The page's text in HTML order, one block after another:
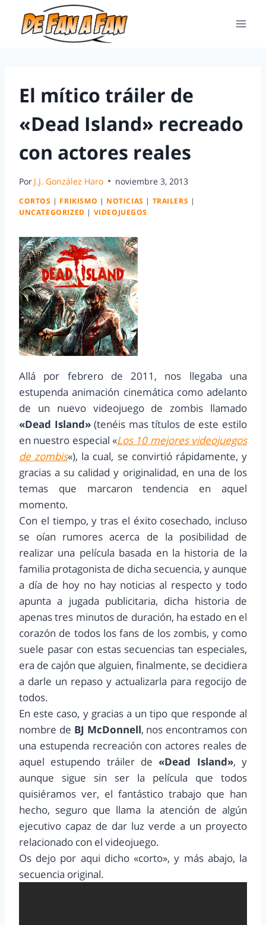
El mítico tráiler de
«Dead Island» recreado
con actores reales
Por J.J. González Haro noviembre 3, 2013
CORTOS | FRIKISMO | NOTICIAS | TRAILERS |
UNCATEGORIZED | VIDEOJUEGOS
Allá por febrero de 2011, nos llegaba una
estupenda animación cinemática como adelanto
de un nuevo videojuego de zombis llamado
«Dead Island»(tenéis mas títulos de este estilo
en nuestro especial «Los 10 mejores videojuegos
de zombis«), la cual, se convirtió rápidamente, y
gracias a su calidad y originalidad, en una de los
temas que marcaron tendencia en aquel
momento.
Con el tiempo, y tras el éxito cosechado, incluso
se oían rumores acerca de la posibilidad de
realizar una película basada en la historia de la
familia protagonista de dicha secuencia, y aunque
a día de hoy no hay noticias al respecto y todo
apunta a jugada publicitaria, dicha historia de
apenas tres minutos de duración, ha estado en el
corazón de todos los fans de los zombis, y como
suele pasar con estas secuencias tan especiales,
era de cajón que alguien, finalmente, se decidiera
a darle un repaso y actualizarla para regocijo de
todos.
En este caso, y gracias a un tipo que responde al
nombre de BJ McDonnell, nos encontramos con
una estupenda recreación con actores reales de
aquel estupendo tráiler de«Dead Island», y
aunque sigue sin ser la película que todos
quisiéramos ver, el fantástico trabajo que han
hecho, seguro que llama la atención de algún
ejecutivo capaz de dar luz verde a un proyecto
relacionado con el videojuego.
Os dejo por aqui dicho «corto», y más abajo, la
secuencia original.